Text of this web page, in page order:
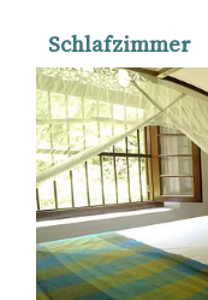
Schlafzimmer